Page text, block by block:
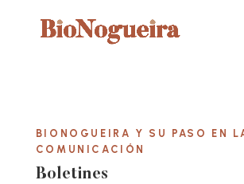
BIONOGUEIRA Y SU PASO EN
COMUNICACIÓN
Boletines